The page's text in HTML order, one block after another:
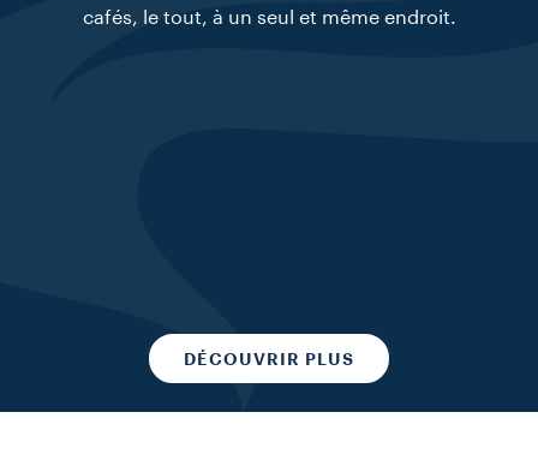
cafés, le tout, à un seul et même endroit.
DÉCOUVRIR PLUS